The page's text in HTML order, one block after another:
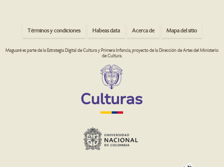
Términos y condiciones Habeas data Acerca de Mapa del sitio
Maguaré es parte de la Estrategia Digital de Cultura y Primera Infancia, proyecto de la Dirección de Artes del Ministerio
de Cultura.